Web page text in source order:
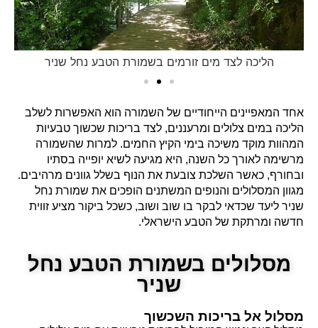
הליכה לצד מים זורמים בשמורת הטבע נחל שניר
אחד המאפיינים הייחודיים של השמורה הוא האפשרות לשלב
הליכה במים צלולים ומרעננים, לצד בריכות שכשוך טבעיות
המהוות מוקד משיכה בימי הקיץ החמים. למרות שהשמורה
מרשימה לאורך כל השנה, היא מגיעה לשיא יופייה בסתיו
ובחורף, כאשר השלכת צובעת את הנוף בשלל גוונים מרהיבים.
מגוון המסלולים והנופים המשתנים הופכים את שמורת נחל
שניר ליעד שכדאי לבקר בו שוב ושוב, כשכל ביקור מציע זווית
חדשה ומרתקת של הטבע הישראלי.
מסלולים בשמורת הטבע נחל
שניר
מסלול אל בריכות השכשוך